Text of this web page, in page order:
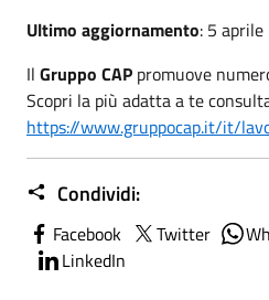
Ultimo aggiornamento: 5
Il Gruppo CAP promuove
Scopri la più adatta a te
https://www.gruppocap.it/it/
Condividi:
Facebook Twitter
LinkedIn